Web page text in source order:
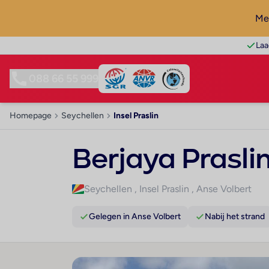
Homepage Seychellen Insel Praslin
Berjaya
Seychellen , Insel Praslin , Anse Volbert
Gelegen in Anse Volbert Nabij het strand